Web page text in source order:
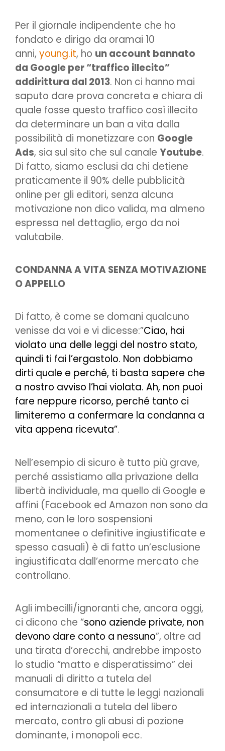
Per il giornale indipendente che ho
fondato e dirigo da oramai 10
anni, young.it, ho un account bannato
da Google per “traffico illecito”
addirittura dal 2013. Non ci hanno mai
saputo dare prova concreta e chiara di
quale fosse questo traffico così illecito
da determinare un ban a vita dalla
possibilità di monetizzare con Google
Ads, sia sul sito che sul canale Youtube.
Di fatto, siamo esclusi da chi detiene
praticamente il 90% delle pubblicità
online per gli editori, senza alcuna
motivazione non dico valida, ma almeno
espressa nel dettaglio, ergo da noi
valutabile.
CONDANNA A VITA SENZA MOTIVAZIONE
O APPELLO
Di fatto, è come se domani qualcuno
venisse da voi e vi dicesse:”Ciao, hai
violato una delle leggi del nostro stato,
quindi ti fai l’ergastolo. Non dobbiamo
dirti quale e perché, ti basta sapere che
a nostro avviso l’hai violata. Ah, non puoi
fare neppure ricorso, perché tanto ci
limiteremo a confermare la condanna a
vita appena ricevuta”.
Nell’esempio di sicuro è tutto più grave,
perché assistiamo alla privazione della
libertà individuale, ma quello di Google e
affini (Facebook ed Amazon non sono da
meno, con le loro sospensioni
momentanee o definitive ingiustificate e
spesso casuali) è di fatto un’esclusione
ingiustificata dall’enorme mercato che
controllano.
Agli imbecilli/ignoranti che, ancora oggi,
ci dicono che “sono aziende private, non
devono dare conto a nessuno”, oltre ad
una tirata d’orecchi, andrebbe imposto
lo studio “matto e disperatissimo” dei
manuali di diritto a tutela del
consumatore e di tutte le leggi nazionali
ed internazionali a tutela del libero
mercato, contro gli abusi di pozione
dominante, i monopoli ecc.